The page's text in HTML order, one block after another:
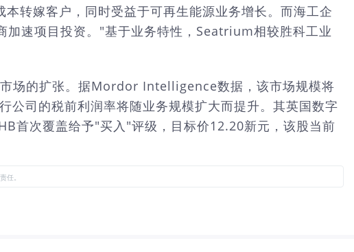
转嫁客户，同时受益于可再生能源业务增长。而海工企
速项目投资。"基于业务特性，Seatrium相较胜科工业
场的扩张。据Mordor Intelligence数据，该市场规模将
司的税前利润率将随业务规模扩大而提升。其英国数字
首次覆盖给予"买入"评级，目标价12.20新元，该股当前
任。